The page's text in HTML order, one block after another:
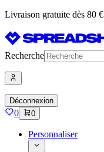
Livraison gratuite dès 80 €
Recherche
Déconnexion
0 0
Personnaliser